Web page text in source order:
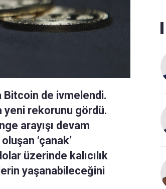
Bitcoin de ivmelendi.
yeni rekorunu gördü.
arayışı devam
‘çanak’
üzerinde kalıcılık
yaşanabileceğini